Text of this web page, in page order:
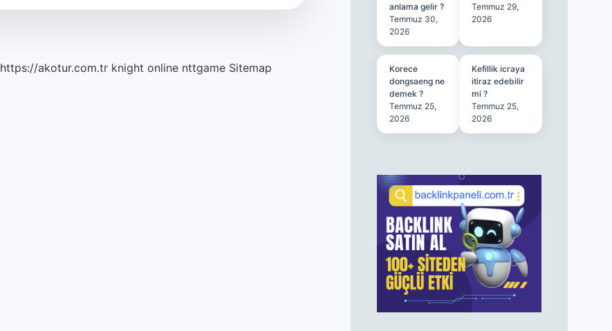
https://akotur.com.tr knight online nttgame Sitemap
anlama gelir ?
Temmuz 30,
2026
Temmuz 29,
2026
Korece
dongsaeng ne
demek ?
Temmuz 25,
2026
Kefillik icraya
itiraz edebilir
mi ?
Temmuz 25,
2026